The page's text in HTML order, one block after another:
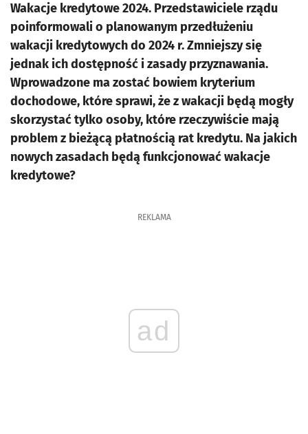
Wakacje kredytowe 2024. Przedstawiciele rządu
poinformowali o planowanym przedłużeniu
wakacji kredytowych do 2024 r. Zmniejszy się
jednak ich dostępność i zasady przyznawania.
Wprowadzone ma zostać bowiem kryterium
dochodowe, które sprawi, że z wakacji będą mogły
skorzystać tylko osoby, które rzeczywiście mają
problem z bieżącą płatnością rat kredytu. Na jakich
nowych zasadach będą funkcjonować wakacje
kredytowe?
REKLAMA
ad